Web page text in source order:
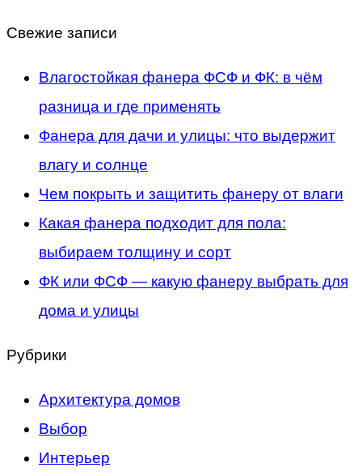
Свежие записи
Влагостойкая фанера ФСФ и ФК: в чём
разница и где применять
Фанера для дачи и улицы: что выдержит
влагу и солнце
Чем покрыть и защитить фанеру от влаги
Какая фанера подходит для пола:
выбираем толщину и сорт
ФК или ФСФ — какую фанеру выбрать для
дома и улицы
Рубрики
Архитектура домов
Выбор
Интерьер